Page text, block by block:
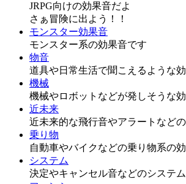
JRPG向けの効果音だよ
さぁ冒険に出よう！！
モンスター効果音
モンスター系の効果音です
物音
道具や日常生活で聞こえるような
機械
機械やロボットなどが発しそうな
近未来
近未来的な飛行音やアラートなど
乗り物
自動車やバイクなどの乗り物系の
システム
決定やキャンセル音などのシステ